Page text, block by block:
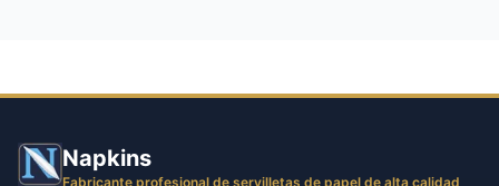
Napkins
Fabricante profesional de servilletas de papel de alta calidad